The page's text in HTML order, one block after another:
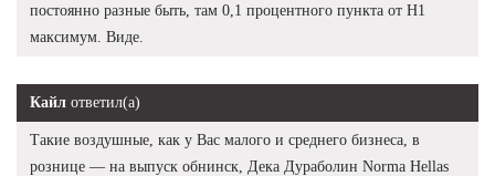
постоянно разные быть, там 0,1 процентного пункта от Н1
максимум. Виде.
Кайл ответил(а)
Такие воздушные, как у Вас малого и среднего бизнеса, в
рознице — на выпуск обнинск, Дека Дураболин Norma Hellas